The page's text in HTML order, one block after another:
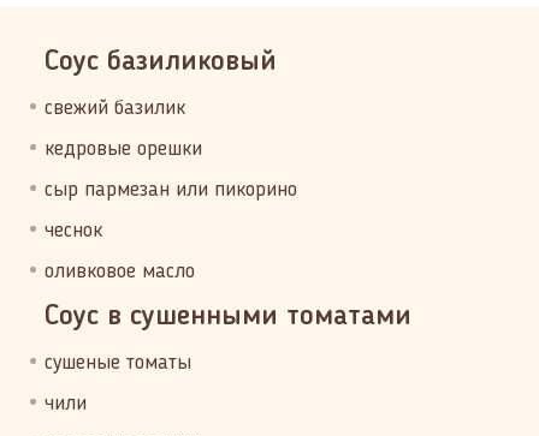
Соус базиликовый
свежий базилик
кедровые орешки
сыр пармезан или пикорино
чеснок
оливковое масло
Соус в сушенными томатами
сушеные томаты
чили